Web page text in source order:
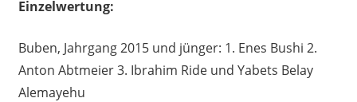
Einzelwertung:
Buben, Jahrgang 2015 und jünger: 1. Enes Bushi 2.
Anton Abtmeier 3. Ibrahim Ride und Yabets Belay
Alemayehu